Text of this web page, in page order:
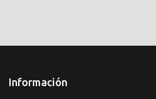
Información